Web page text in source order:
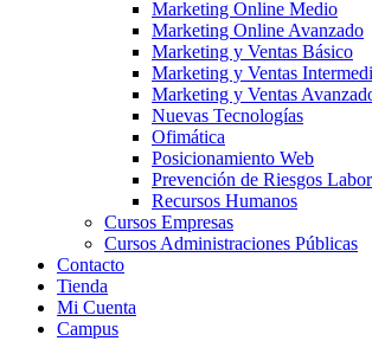
Marketing Online Medio
Marketing Online Avanzado
Marketing y Ventas Básico
Marketing y Ventas
Marketing y Ventas
Nuevas Tecnologías
Ofimática
Posicionamiento Web
Prevención de Riesgos
Recursos Humanos
Cursos Empresas
Cursos Administraciones Públicas
Contacto
Tienda
Mi Cuenta
Campus